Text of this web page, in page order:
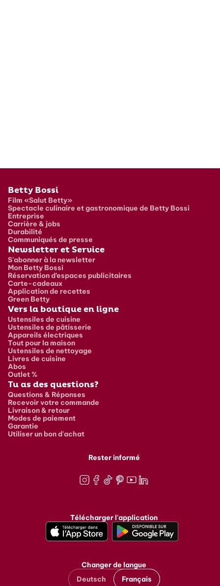
Pied de page
Betty Bossi
Film «Salut Betty»
Spectacle culinaire et gastronomique de Betty Bossi
Entreprise
Carrière & jobs
Durabilité
Communiqués de presse
Newsletter et Service
S'abonner à la newsletter
Mon Betty Bossi
Réservation d’espaces publicitaires
Carte-cadeaux
Application de recettes
Green Betty
Vers la boutique en ligne
Ustensiles de cuisine
Ustensiles de pâtisserie
Appareils électriques
Tout pour la maison
Ustensiles de nettoyage
Livres de cuisine
Abos
Outlet %
Tu as des questions?
Questions & Réponses
Recevoir votre commande
Livraison & retour
Modes de paiement
Garantie
Utiliser un bon d'achat
Rester informé
Télécharger l'application
Changer de langue
Deutsch
Français